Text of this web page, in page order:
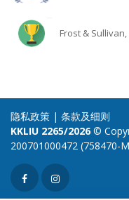
Frost &
隐私政策 | 条款及细则
KKLIU 2265/2026©
200701000472 (758470-